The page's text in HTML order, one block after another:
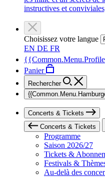
instructives et
Choisissez votre langue
EN DE FR
Panier
Rechercher
Concerts & Tickets
Concerts & Tickets
Programme
Saison 2026/27
Tickets &
Festivals &
Au-delà des